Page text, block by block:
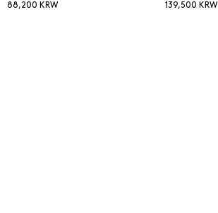
88,200 KRW
139,500 KRW